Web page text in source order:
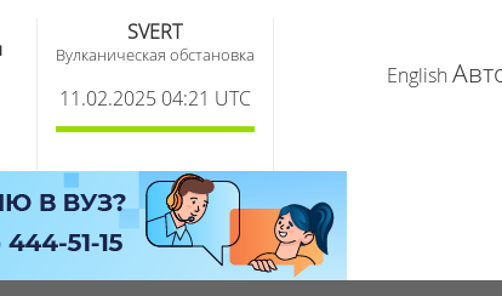
SVERT
Вулканическая обстановка
11.02.2025 04:21 UTC
English